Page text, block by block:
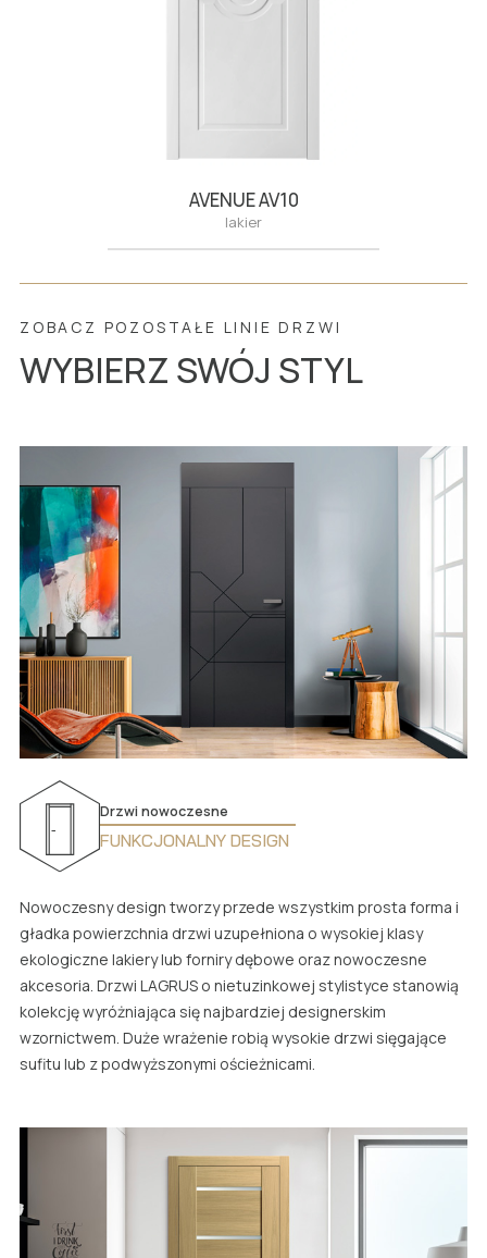
AVENUE AV10
lakier
ZOBACZ POZOSTAŁE LINIE DRZWI
WYBIERZ SWÓJ STYL
Drzwi nowoczesne
FUNKCJONALNY DESIGN
Nowoczesny design tworzy przede wszystkim prosta forma i
gładka powierzchnia drzwi uzupełniona o wysokiej klasy
ekologiczne lakiery lub forniry dębowe oraz nowoczesne
akcesoria. Drzwi LAGRUS o nietuzinkowej stylistyce stanowią
kolekcję wyróżniająca się najbardziej designerskim
wzornictwem. Duże wrażenie robią wysokie drzwi sięgające
sufitu lub z podwyższonymi ościeżnicami.